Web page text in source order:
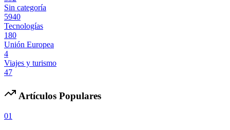
Sin categoría
5940
Tecnologías
180
Unión Europea
4
Viajes y turismo
47
Artículos Populares
01